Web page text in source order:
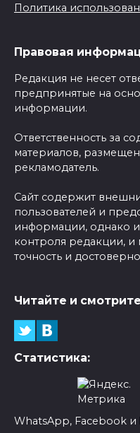
Политика
Правовая
Редакция не несет
предпринятые на
информации.
Ответственность за
материалов,
рекламодатель.
Сайт содержит
пользователей и
информации, однако
контроля редакции, и
точность и
Читайте и
Статистика:
WhatsApp, Facebook и